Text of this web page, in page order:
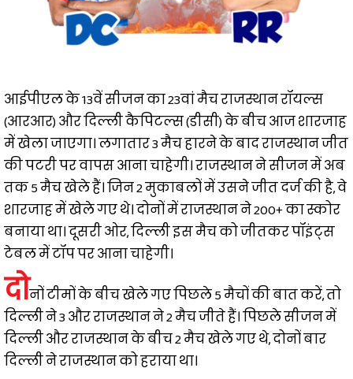
आईपीएल के 13वें सीजन का 23वां मैच राजस्थान रॉयल्स
(आरआर) और दिल्ली कैपिटल्स (डीसी) के बीच आज शारजाह
में खेला जाएगा। लगातार 3 मैच हारने के बाद राजस्थान जीत
की पटरी पर वापस आना चाहेगी। राजस्थान ने सीजन में अब
तक 5 मैच खेले हैं। जिन 2 मुकाबलों में उसने जीत दर्ज की है, वे
शारजाह में खेले गए थे। दोनों में राजस्थान ने 200+ का स्कोर
बनाया था। दूसरी ओर, दिल्ली इस मैच को जीतकर पॉइंट्स
टेबल में टॉप पर आना चाहेगी।
दोनों टीमों के बीच खेले गए पिछले 5 मैचों की बात करें, तो
दिल्ली ने 3 और राजस्थान ने 2 मैच जीते हैं। पिछले सीजन में
दिल्ली और राजस्थान के बीच 2 मैच खेले गए थे, दोनों बार
दिल्ली ने राजस्थान को हराया था।